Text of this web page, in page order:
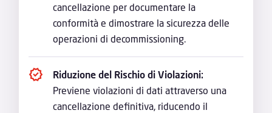
cancellazione per documentare la
conformità e dimostrare la sicurezza delle
operazioni di decommissioning.
Riduzione del Rischio di Violazioni:
Previene violazioni di dati attraverso una
cancellazione definitiva, riducendo il